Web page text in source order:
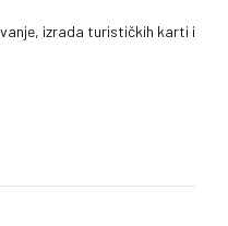
izrada turističkih karti i